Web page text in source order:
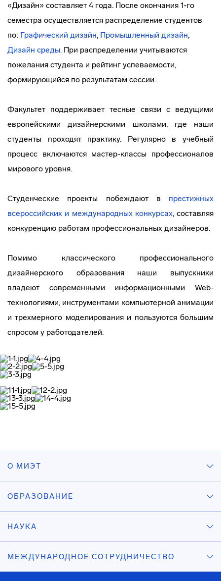
«Дизайн» составляет 4 года. После окончания 1-го
семестра осуществляется распределение студентов
по: Графический дизайн, Промышленный дизайн,
Дизайн среды. При распределении учитываются
пожелания студента и рейтинг успеваемости,
формирующийся по результатам сессии.
Факультет поддерживает тесные связи с ведущими
европейскими дизайнерскими школами, где наши
студенты проходят практику. Регулярно в учебный
процесс включаются мастер-классы профессионалов
мирового уровня.
Студенческие проекты побеждают в престижных
всероссийских и международных конкурсах, составляя
конкуренцию работам профессиональных дизайнеров.
Помимо классического профессионального
дизайнерского образования наши выпускники
владеют современными информационными Web-
технологиями, инструментами компьютерной анимации
и трехмерного моделирования и пользуются большим
спросом у работодателей.
О МИЭТ
ОБРАЗОВАНИЕ
НАУКА
МЕЖДУНАРОДНОЕ СОТРУДНИЧЕСТВО